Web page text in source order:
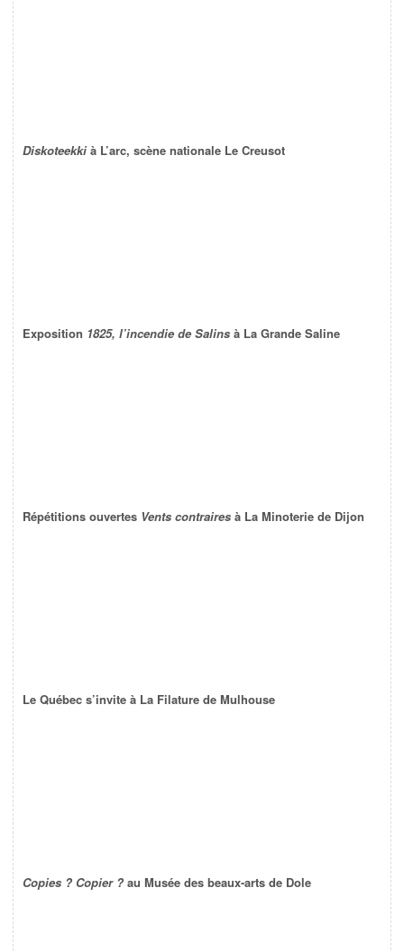
Diskoteekki à L’arc, scène nationale Le Creusot
Exposition 1825, l’incendie de Salins à La Grande Saline
Répétitions ouvertes Vents contraires à La Minoterie de Dijon
Le Québec s’invite à La Filature de Mulhouse
Copies ? Copier ? au Musée des beaux-arts de Dole